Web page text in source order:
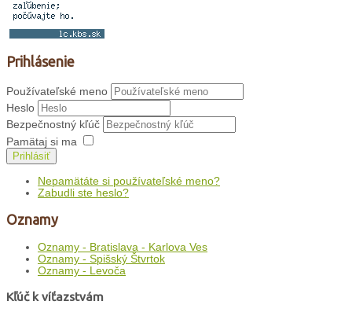
Prihlásenie
Používateľské meno
Heslo
Bezpečnostný kľúč
Pamätaj si ma
Prihlásiť
Nepamätáte si používateľské meno?
Zabudli ste heslo?
Oznamy
Oznamy - Bratislava - Karlova Ves
Oznamy - Spišský Štvrtok
Oznamy - Levoča
Kľúč k víťazstvám